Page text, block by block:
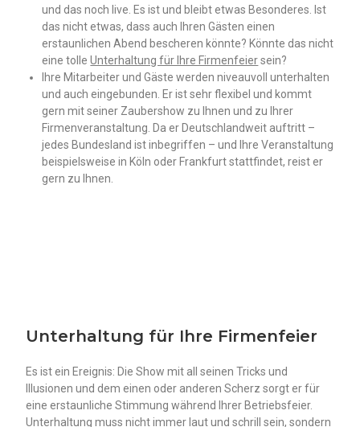
und das noch live. Es ist und bleibt etwas Besonderes. Ist
das nicht etwas, dass auch Ihren Gästen einen
erstaunlichen Abend bescheren könnte? Könnte das nicht
eine tolleUnterhaltung für Ihre Firmenfeiersein?
Ihre Mitarbeiter und Gäste werden niveauvoll unterhalten
und auch eingebunden. Er ist sehr flexibel und kommt
gern mit seiner Zaubershow zu Ihnen und zu Ihrer
Firmenveranstaltung. Da er Deutschlandweit auftritt –
jedes Bundesland ist inbegriffen – und Ihre Veranstaltung
beispielsweise in Köln oder Frankfurt stattfindet, reist er
gern zu Ihnen.
Unterhaltung für Ihre Firmenfeier
Es ist ein Ereignis: Die Show mit all seinen Tricks und
Illusionen und dem einen oder anderen Scherz sorgt er für
eine erstaunliche Stimmung während Ihrer Betriebsfeier.
Unterhaltung muss nicht immer laut und schrill sein, sondern